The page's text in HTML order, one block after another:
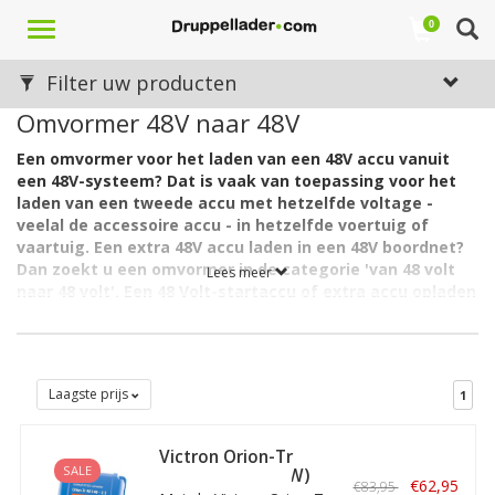
Toggle
0
Omvormer 48V naar 48V
Een omvormer voor het laden van een 48V accu vanuit
een 48V-systeem? Dat is vaak van toepassing voor het
laden van een tweede accu met hetzelfde voltage -
veelal de accessoire accu - in hetzelfde voertuig of
vaartuig. Een extra 48V accu laden in een 48V boordnet?
Dan zoekt u een omvormer in de categorie 'van 48 volt
omvormers / acculaders.
varianten, denk aan uiteenlopende ampèrages. De
uitgangsspanning is met een omvormer zoals de Victron Orion-
Daarnaast is de 'aan-uit' op afstand regelbaar, bijvoorbeeld met
het contactslot van het voertuig of vaartuig, zodat een relais in
Lees meer
Filter uw producten
Laagste prijs 1
SALE
Victron Orion-Tr
48/48-2,5A (120W)
€83,95 €62,95